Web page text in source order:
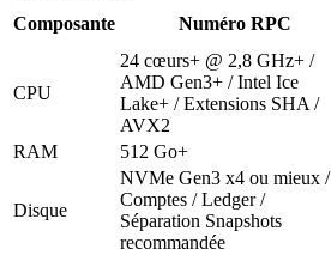
Composante
Numéro RPC
CPU
24 cœurs+ @ 2,8 GHz+ /
AMD Gen3+ / Intel Ice
Lake+ / Extensions SHA /
AVX2
RAM 512 Go+
Disque
NVMe Gen3 x4 ou mieux /
Comptes / Ledger /
Séparation Snapshots
recommandée